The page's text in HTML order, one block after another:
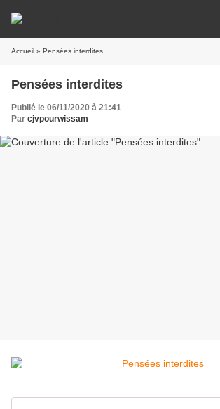
Accueil » Pensées interdites
Pensées interdites
Publié le 06/11/2020 à 21:41
Par cjvpourwissam